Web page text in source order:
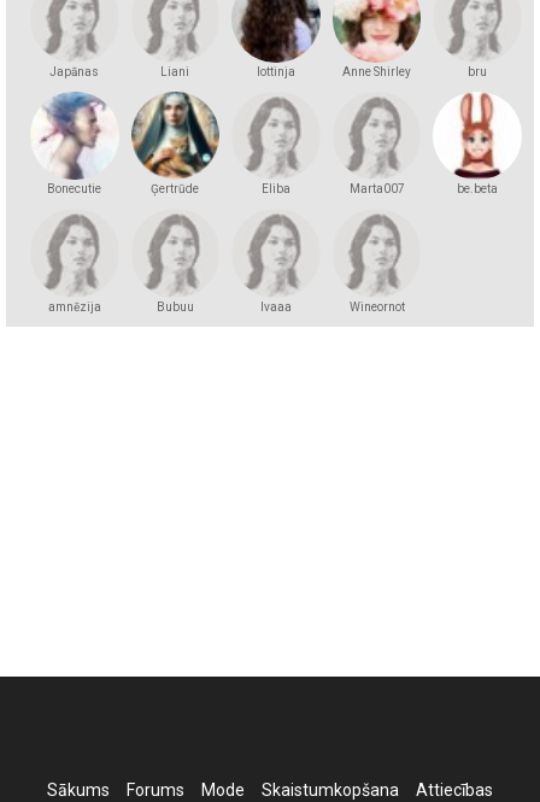
Japānas
Liani lottinja Anne Shirley bru
Bonecutie Ģertrūde Eliba Marta007 be.beta
amnēzija Bubuu lvaaa Wineornot
Sākums Forums Mode Skaistumkopšana Attiecības